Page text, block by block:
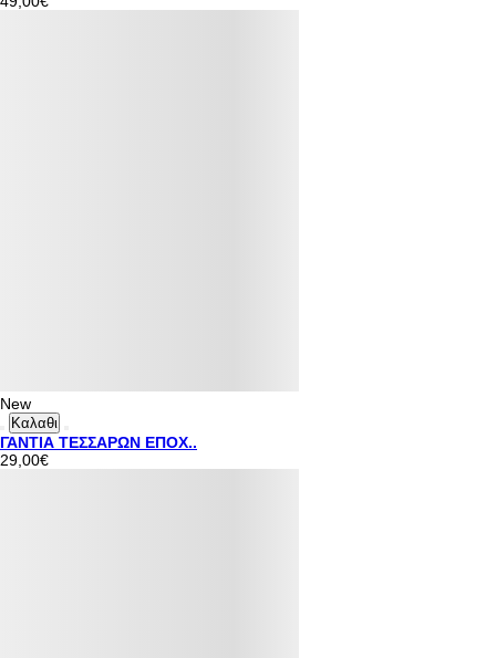
New
Καλαθι
ΓΑΝΤΙΑ ΤΕΣΣΑΡΩΝ ΕΠΟΧ..
29,00€